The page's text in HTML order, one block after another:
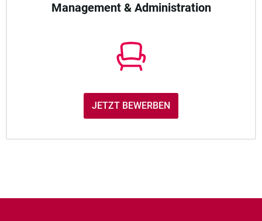
Management & Administration
JETZT BEWERBEN